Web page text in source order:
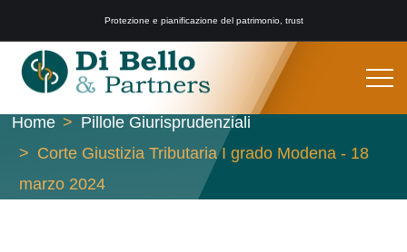
Protezione e pianificazione del patrimonio, trust
Home
Pillole Giurisprudenziali
Corte Giustizia Tributaria I grado Modena - 18
marzo 2024